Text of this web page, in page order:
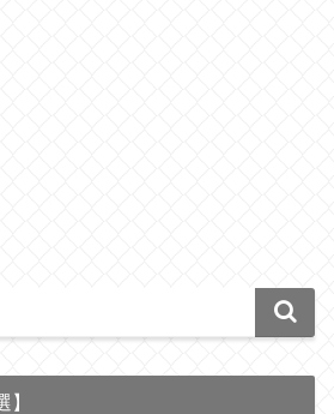
】